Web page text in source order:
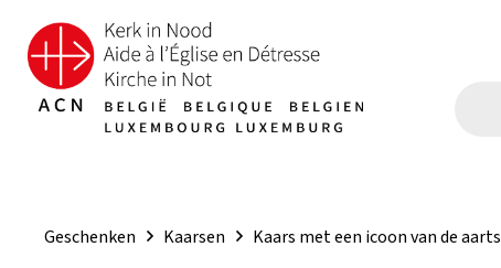
Geschenken Kaarsen Kaars met een icoon van de